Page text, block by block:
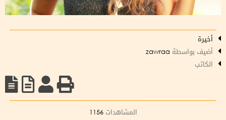
أخيرة
أضيف بواسطة
الكاتب
المشاهدات 1156